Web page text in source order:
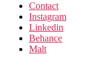
Contact
Instagram
Linkedin
Behance
Malt